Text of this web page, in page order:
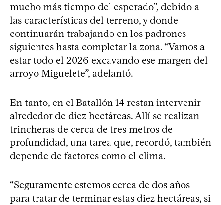
mucho más tiempo del esperado”, debido a
las características del terreno, y donde
continuarán trabajando en los padrones
siguientes hasta completar la zona. “Vamos a
estar todo el 2026 excavando ese margen del
arroyo Miguelete”, adelantó.
En tanto, en el Batallón 14 restan intervenir
alrededor de diez hectáreas. Allí se realizan
trincheras de cerca de tres metros de
profundidad, una tarea que, recordó, también
depende de factores como el clima.
“Seguramente estemos cerca de dos años
para tratar de terminar estas diez hectáreas, si